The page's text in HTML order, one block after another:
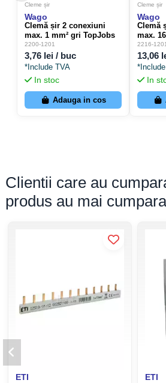
Cleme șir
Wago
Clemă șir 2 conexiuni
max. 1 mm² gri TopJobs
Push-In - Wago 2200-1201
2200-1201
3,76 lei / buc
*Include TVA
In stoc
Adauga in cos
Cleme șir
Wago
Clemă
max.
Push-In
2216-
13,06
In
Clientii care au
produs au mai
ETI ETI